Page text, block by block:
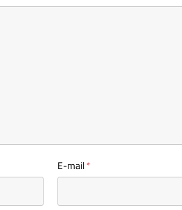
E-mail*